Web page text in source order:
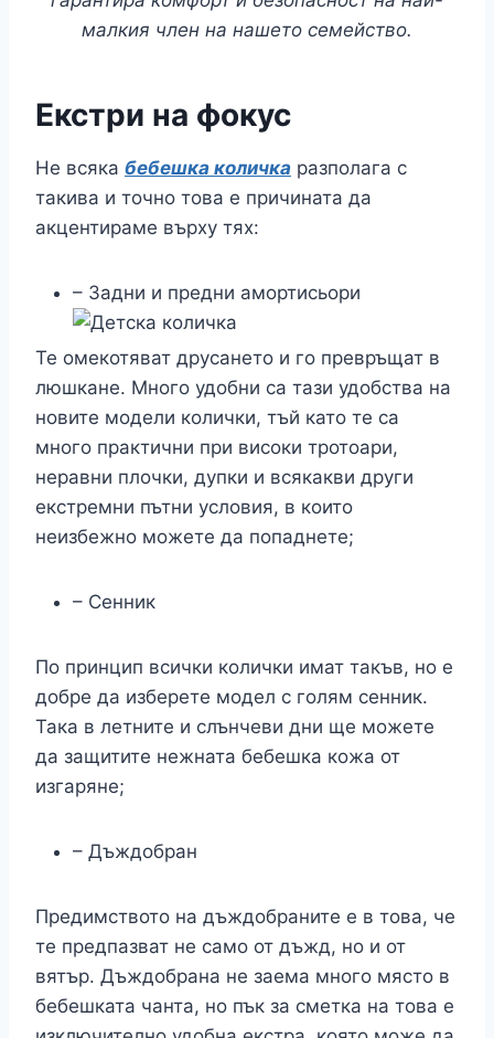
малкия член на нашето семейство.
Екстри на фокус
Не всяка бебешка количка разполага с
такива и точно това е причината да
акцентираме върху тях:
– Задни и предни амортисьори
Те омекотяват друсането и го превръщат в
люшкане. Много удобни са тази удобства на
новите модели колички, тъй като те са
много практични при високи тротоари,
неравни плочки, дупки и всякакви други
екстремни пътни условия, в които
неизбежно можете да попаднете;
– Сенник
По принцип всички колички имат такъв, но е
добре да изберете модел с голям сенник.
Така в летните и слънчеви дни ще можете
да защитите нежната бебешка кожа от
изгаряне;
– Дъждобран
Предимството на дъждобраните е в това, че
те предпазват не само от дъжд, но и от
вятър. Дъждобрана не заема много място в
бебешката чанта, но пък за сметка на това е